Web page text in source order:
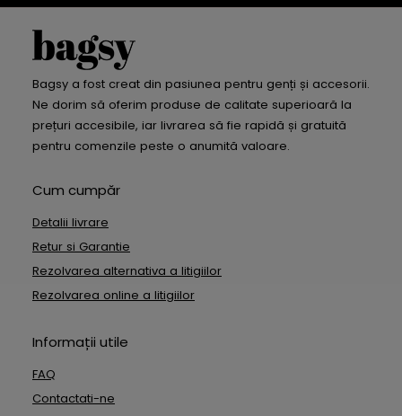
Bagsy a fost creat din pasiunea pentru genți și accesorii.
Ne dorim să oferim produse de calitate superioară la
prețuri accesibile, iar livrarea să fie rapidă și gratuită
pentru comenzile peste o anumită valoare.
Cum cumpăr
Detalii livrare
Retur si Garantie
Rezolvarea alternativa a litigiilor
Rezolvarea online a litigiilor
Informații utile
FAQ
Contactati-ne